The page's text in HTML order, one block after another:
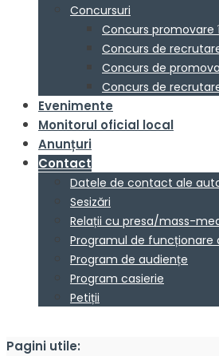
Concursuri
Concurs promovare
Concurs de
Concurs de
Concurs de
Evenimente
Monitorul oficial local
Anunțuri
Contact
Datele de contact ale
Sesizări
Relații cu presa/mass-
Programul de funcționare
Program de audiențe
Program casierie
Petiții
Pagini utile: